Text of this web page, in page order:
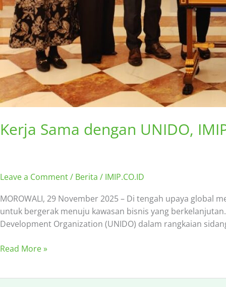
Kerja Sama dengan UNIDO,
Leave a Comment/ Berita / IMIP.CO.ID
MOROWALI, 29 November 2025 – Di tengah upaya global
untuk bergerak menuju kawasan bisnis yang
Development Organization (UNIDO) dalam rangkaian
Read More »